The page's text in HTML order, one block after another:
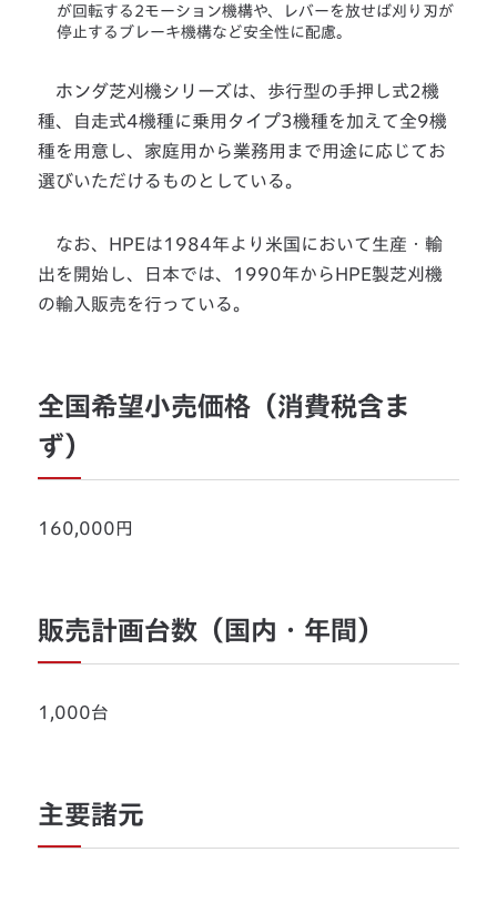
が回転する2モーション機構や、レバーを放せば刈り刃が
停止するブレーキ機構など安全性に配慮。
ホンダ芝刈機シリーズは、歩行型の手押し式2機
種、自走式4機種に乗用タイプ3機種を加えて全9機
種を用意し、家庭用から業務用まで用途に応じてお
選びいただけるものとしている。
なお、HPEは1984年より米国において生産・輸
出を開始し、日本では、1990年からHPE製芝刈機
の輸入販売を行っている。
全国希望小売価格（消費税含ま
ず）
160,000円
販売計画台数（国内・年間）
1,000台
主要諸元